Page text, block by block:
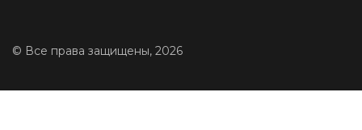
© Все права защищены, 2026